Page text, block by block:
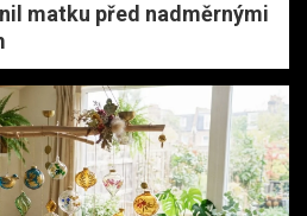
matku před nadměrnými